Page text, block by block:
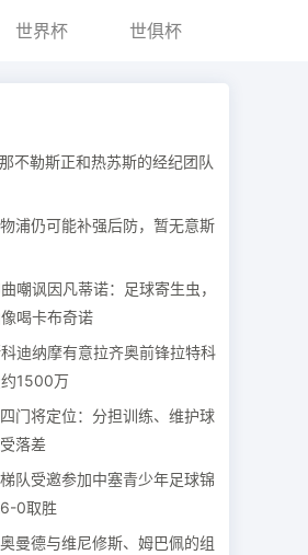
世界杯 世俱杯
不勒斯正和热苏斯的经纪团队
浦仍可能补强后防，暂无意斯
嘲讽因凡蒂诺：足球寄生虫，
喝卡布奇诺
迪纳摩有意拉齐奥前锋拉特科
1500万
门将定位：分担训练、维护球
落差
队受邀参加中塞青少年足球锦
0取胜
曼德与维尼修斯、姆巴佩的组